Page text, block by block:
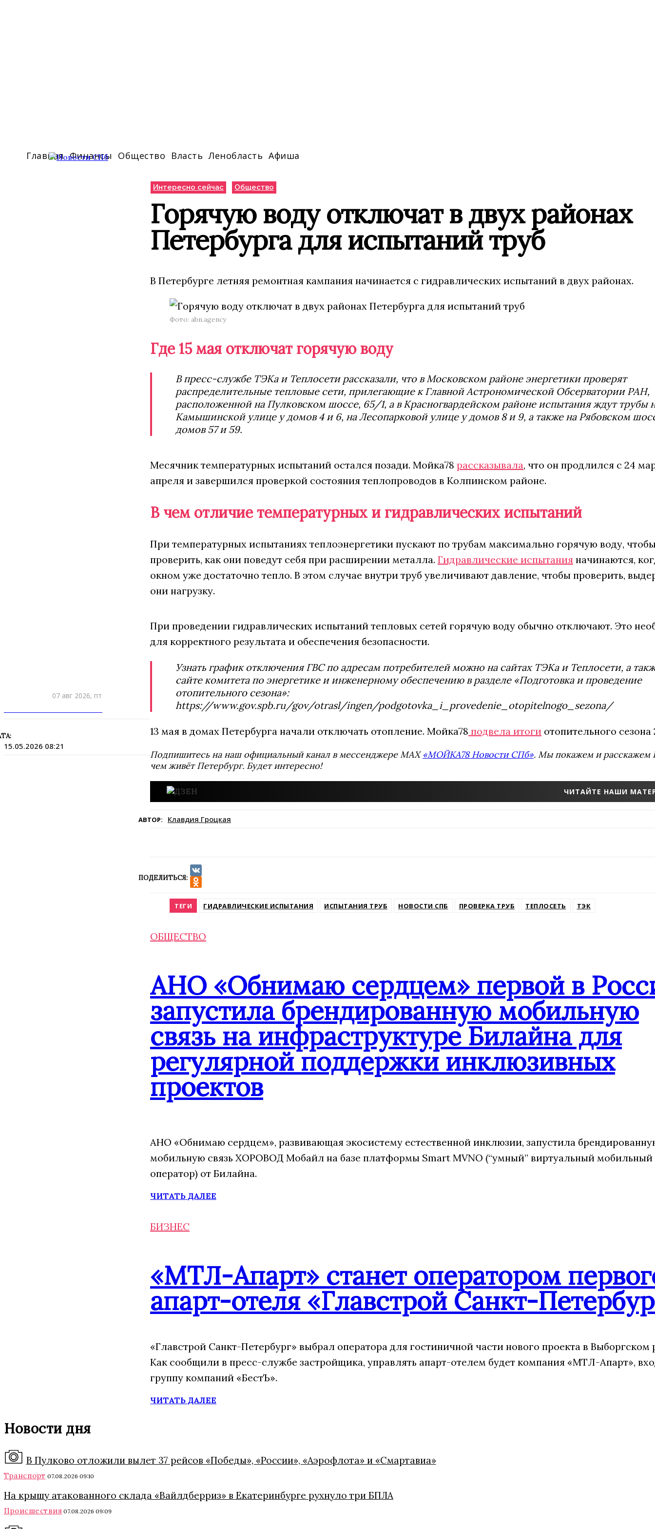
Главная Финансы Общество Власть Ленобласть Афиша
07 авг 2026, пт
15.05.2026 08:21
Интересно сейчас Общество
Горячую воду отключат в двух районах
Петербурга для испытаний труб
В Петербурге летняя ремонтная кампания начинается с гидравлических испытаний в двух районах.
Фото: abn.agency
Где 15 мая отключат горячую воду
В пресс-службе ТЭКа и Теплосети рассказали, что в Московском районе энергетики проверят
распределительные тепловые сети, прилегающие к Главной Астрономической Обсерватории РАН,
расположенной на Пулковском шоссе, 65/1, а в Красногвардейском районе испытания ждут трубы
Камышинской улице у домов 4 и 6, на Лесопарковой улице у домов 8 и 9, а также на Рябовском
домов 57 и 59.
Месячник температурных испытаний остался позади. Мойка78 рассказывала, что он продлился с 24
апреля и завершился проверкой состояния теплопроводов в Колпинском районе.
В чем отличие температурных и гидравлических испытаний
При температурных испытаниях теплоэнергетики пускают по трубам максимально горячую воду,
проверить, как они поведут себя при расширении металла. Гидравлические испытания начинаются,
окном уже достаточно тепло. В этом случае внутри труб увеличивают давление, чтобы проверить,
они нагрузку.
При проведении гидравлических испытаний тепловых сетей горячую воду обычно отключают. Это
для корректного результата и обеспечения безопасности.
Узнать график отключения ГВС по адресам потребителей можно на сайтах ТЭКа и Теплосети, а
сайте комитета по энергетике и инженерному обеспечению в разделе «Подготовка и проведение
отопительного сезона»:
https://www.gov.spb.ru/gov/otrasl/ingen/podgotovka_i_provedenie_otopitelnogo_sezona/
13 мая в домах Петербурга начали отключать отопление. Мойка78 подвела итоги отопительного
Подпишитесь на наш официальный канал в мессенджере MAX«МОЙКА78 Новости СПб». Мы покажем и расскажем
чем живёт Петербург. Будет интересно!
ЧИТАЙТЕ НАШИ
АВТОР: Клавдия Гроцкая
ПОДЕЛИТЬСЯ:
VK
ТЕГИ ГИДРАВЛИЧЕСКИЕ ИСПЫТАНИЯ ИСПЫТАНИЯ ТРУБ НОВОСТИ СПБ ПРОВЕРКА ТРУБ ТЕПЛОСЕТЬ ТЭК
ОБЩЕСТВО
АНО «Обнимаю сердцем» первой в
запустила брендированную мобильную
связь на инфраструктуре Билайна для
регулярной поддержки инклюзивных
проектов
АНО «Обнимаю сердцем», развивающая экосистему естественной инклюзии, запустила
мобильную связь ХОРОВОД Мобайл на базе платформы Smart MVNO (“умный” виртуальный мобильный
оператор) от Билайна.
ЧИТАТЬ ДАЛЕЕ
БИЗНЕС
«МТЛ-Апарт» станет оператором
апарт-отеля «Главстрой Санкт-
«Главстрой Санкт-Петербург» выбрал оператора для гостиничной части нового проекта в Выборгском
Как сообщили в пресс-службе застройщика, управлять апарт-отелем будет компания «МТЛ-Апарт»,
группу компаний «БестЪ».
ЧИТАТЬ ДАЛЕЕ
Новости дня
В Пулково отложили вылет 37 рейсов «Победы», «России», «Аэрофлота» и «Смартавиа»
Транспорт 07.08.2026 09:10
На крышу атакованного склада «Вайлдберриз» в Екатеринбурге рухнуло три БПЛА
Происшествия 07.08.2026 09:09